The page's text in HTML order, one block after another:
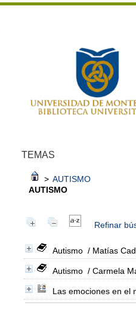
TEMAS
> AUTISMO
AUTISMO
Refinar
Autismo / Matías
Autismo / Carmela
Las emociones en el